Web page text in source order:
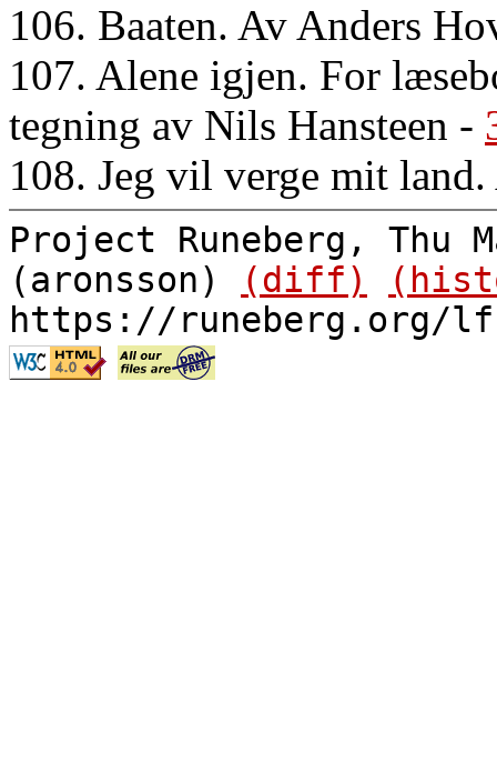
106. Baaten. Av Anders
107. Alene igjen. For
tegning av Nils Hansteen -
108. Jeg vil verge mit
Project Runeberg, Thu
(aronsson)
(diff)
https://runeberg.org/